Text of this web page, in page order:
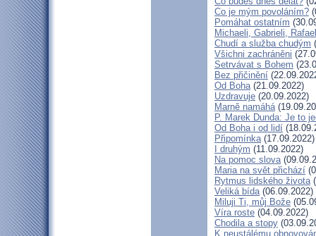
Co je mým povoláním?
Pomáhat ostatním
Michaeli, Gabrieli,
Chudí a služba chudým
Všichni zachráněni
Setrvávat s Bohem
Bez přičinění
Od Boha(21.09.2022)
Uzdravuje (20.09.2022)
Marně namáhá
P. Marek Dunda: Je to
Od Boha i od lidí
Připomínka(17.09.2022)
I druhým (11.09.2022)
Na pomoc slova
Maria na svět přichází
Rytmus lidského života
Veliká bída(06.09.2022)
Miluji Ti, můj Bože
Víra roste (04.09.2022)
Chodila a stopy
K neustálému